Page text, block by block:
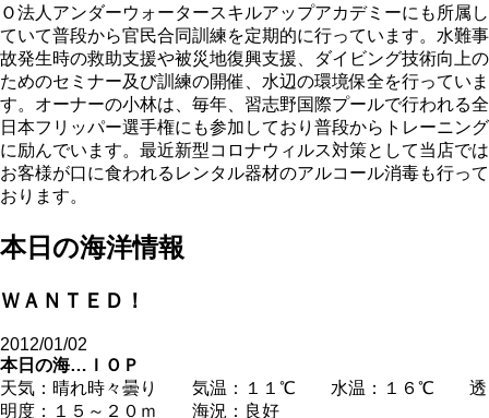
Ｏ法人アンダーウォータースキルアップアカデミーにも所属し
ていて普段から官民合同訓練を定期的に行っています。水難事
故発生時の救助支援や被災地復興支援、ダイビング技術向上の
ためのセミナー及び訓練の開催、水辺の環境保全を行っていま
す。オーナーの小林は、毎年、習志野国際プールで行われる全
日本フリッパー選手権にも参加しており普段からトレーニング
に励んでいます。最近新型コロナウィルス対策として当店では
お客様が口に食われるレンタル器材のアルコール消毒も行って
おります。
本日の海洋情報
ＷＡＮＴＥＤ！
2012/01/02
本日の海…ＩＯＰ
天気：晴れ時々曇り 気温：１１℃ 水温：１６℃ 透
明度：１５～２０ｍ 海況：良好